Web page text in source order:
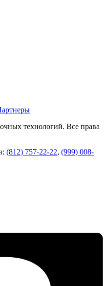
технологий. Все права
(812) 757-22-22, (999) 008-